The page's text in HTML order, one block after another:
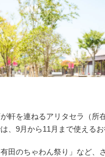
軒を連ねるアリタセラ（所
、9月から11月まで使える
有田のちゃわん祭り」など